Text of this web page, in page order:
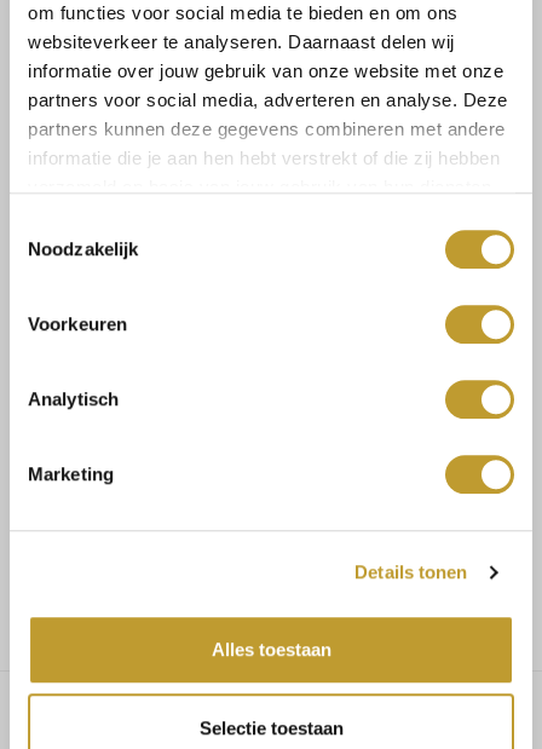
om functies voor social media te bieden en om ons
websiteverkeer te analyseren. Daarnaast delen wij
informatie over jouw gebruik van onze website met onze
partners voor social media, adverteren en analyse. Deze
partners kunnen deze gegevens combineren met andere
informatie die je aan hen hebt verstrekt of die zij hebben
Noodzakelijk
Voorkeuren
Analytisch
Marketing
Details tonen
Alles toestaan
Selectie toestaan
Select a size
Versandkosten und